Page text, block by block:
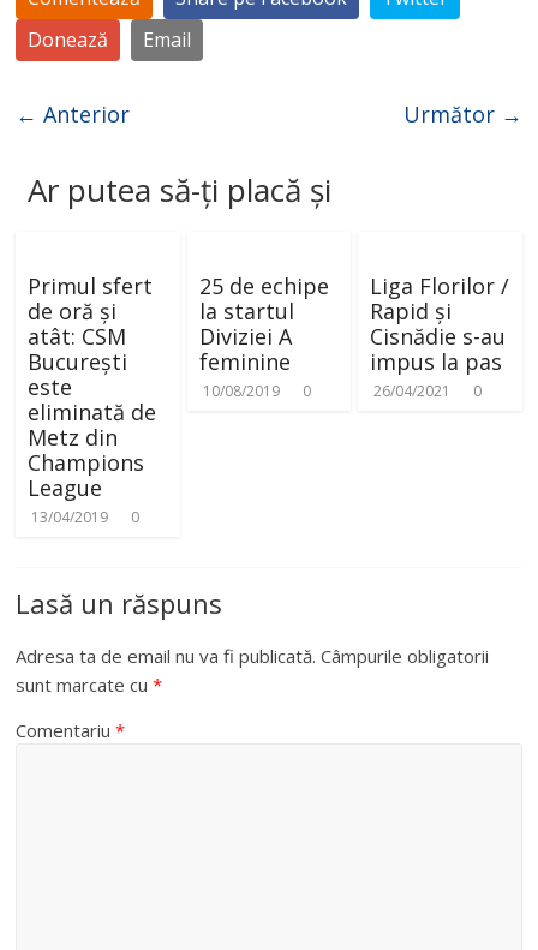
Donează
Email
← Anterior Următor →
Ar putea să-ți placă și
Primul sfert
de oră și
atât: CSM
București
este
eliminată de
Metz din
Champions
League
13/04/2019 0
25 de echipe
la startul
Diviziei A
feminine
10/08/2019 0
Liga Florilor /
Rapid și
Cisnădie s-au
impus la pas
26/04/2021 0
Lasă un răspuns
Adresa ta de email nu va fi publicată. Câmpurile obligatorii
sunt marcate cu*
Comentariu*